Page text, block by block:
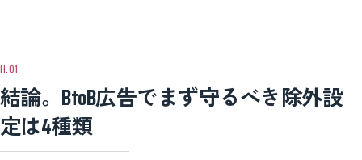
結論。BtoB広告でまず守るべき除外設
定は4種類